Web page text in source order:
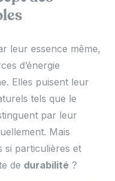
leur essence même,
d’énergie
Elles puisent leur
tels que le
par leur
Mais
si particulières et
de durabilité ?